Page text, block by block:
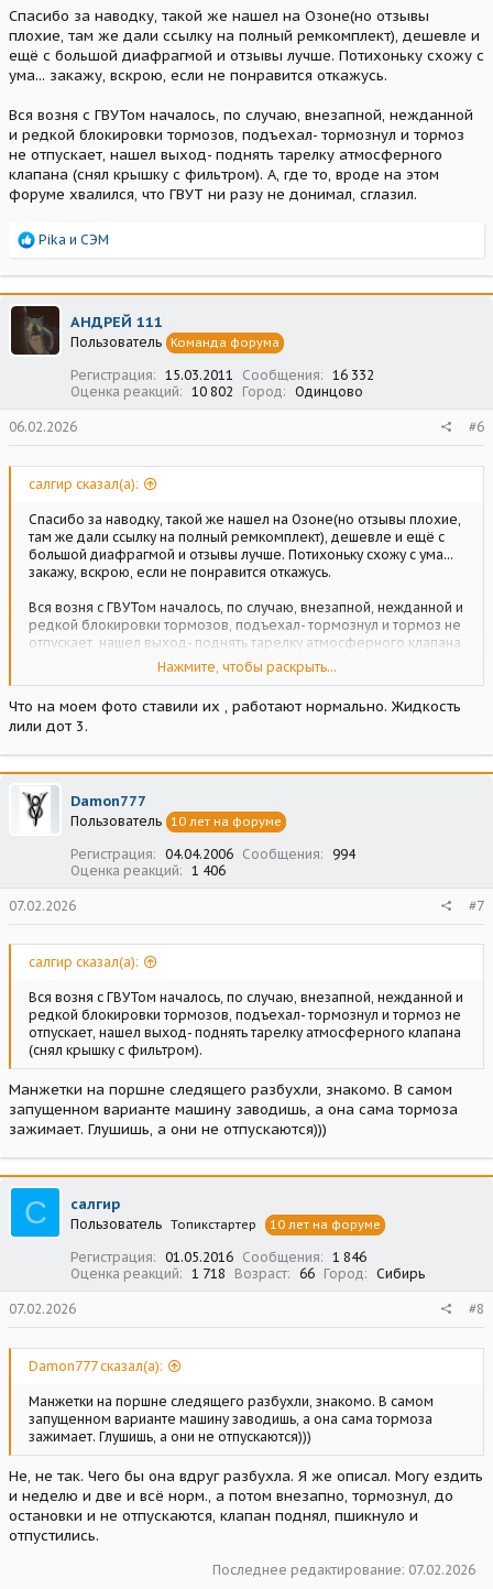
Спасибо за наводку, такой же нашел на Озоне(но отзывы
плохие, там же дали ссылку на полный ремкомплект), дешевле и
ещё с большой диафрагмой и отзывы лучше. Потихоньку схожу с
ума... закажу, вскрою, если не понравится откажусь.
Вся возня с ГВУТом началось, по случаю, внезапной, нежданной
и редкой блокировки тормозов, подъехал- тормознул и тормоз
не отпускает, нашел выход- поднять тарелку атмосферного
клапана (снял крышку с фильтром). А, где то, вроде на этом
форуме хвалился, что ГВУТ ни разу не донимал, сглазил.
Р
а
к
ц
и
и
Pika и СЭМ
АНДРЕЙ 111
Пользователь Команда форума
Регистрация 15.03.2011 Сообщения
16 332
Оценка реакций
10 802 Город Одинцово
06.02.2026 #6
салгир сказал(а):
Спасибо за наводку, такой же нашел на Озоне(но отзывы плохие,
там же дали ссылку на полный ремкомплект), дешевле и ещё с
большой диафрагмой и отзывы лучше. Потихоньку схожу с ума...
закажу, вскрою, если не понравится откажусь.
Вся возня с ГВУТом началось, по случаю, внезапной, нежданной и
редкой блокировки тормозов, подъехал- тормознул и тормоз не
отпускает, нашел выход- поднять тарелку атмосферного клапана
(снял крышку с фильтром). А, где то, вроде на этом форуме
хвалился, что ГВУТ ни разу не донимал, сглазил.
Нажмите, чтобы раскрыть...
Что на моем фото ставили их , работают нормально. Жидкость
лили дот 3.
Damon777
Пользователь 10 лет на форуме
Регистрация 04.04.2006 Сообщения
994
Оценка реакций
1 406
07.02.2026 #7
салгир сказал(а):
Вся возня с ГВУТом началось, по случаю, внезапной, нежданной и
редкой блокировки тормозов, подъехал- тормознул и тормоз не
отпускает, нашел выход- поднять тарелку атмосферного клапана
(снял крышку с фильтром).
Манжетки на поршне следящего разбухли, знакомо. В самом
запущенном варианте машину заводишь, а она сама тормоза
зажимает. Глушишь, а они не отпускаются)))
С салгир
Пользователь Топикстартер 10 лет на форуме
Регистрация 01.05.2016 Сообщения
1 846
Оценка реакций
1 718 Возраст 66 Город Сибирь
07.02.2026 #8
Damon777 сказал(а):
Манжетки на поршне следящего разбухли, знакомо. В самом
запущенном варианте машину заводишь, а она сама тормоза
зажимает. Глушишь, а они не отпускаются)))
Не, не так. Чего бы она вдруг разбухла. Я же описал. Могу ездить
и неделю и две и всё норм., а потом внезапно, тормознул, до
остановки и не отпускаются, клапан поднял, пшикнуло и
отпустились.
Последнее редактирование: 07.02.2026